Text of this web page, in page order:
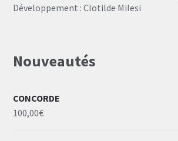
Développement : Clotilde Milesi
Nouveautés
CONCORDE
100,00€